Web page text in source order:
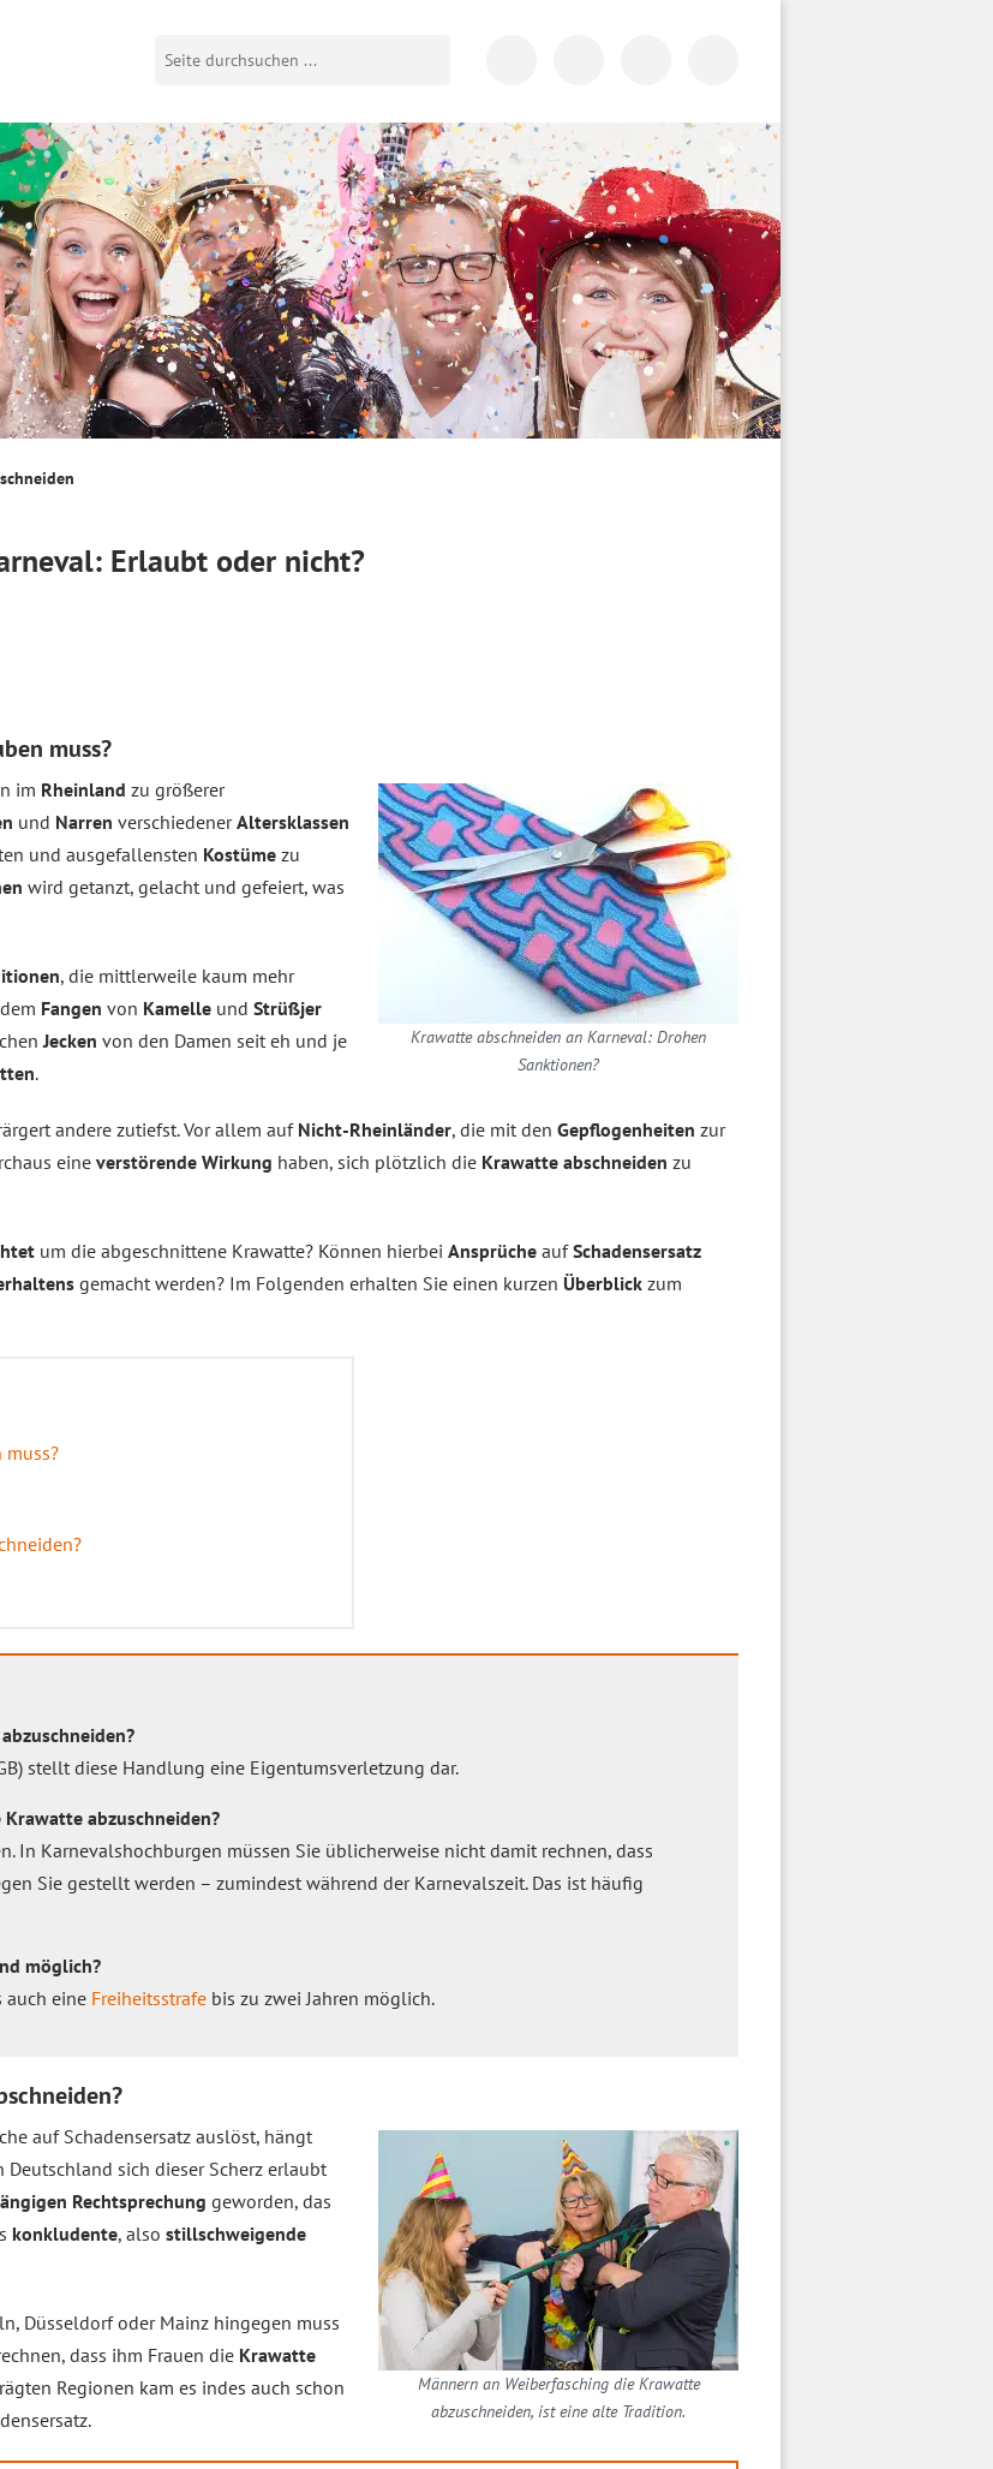
Erlaubt oder nicht?
muss?
Krawatte abschneiden an Karneval: Drohen
Sanktionen?
im Rheinland zu größerer
und Narren verschiedenerAltersklassen
und ausgefallensten Kostüme zu
wird getanzt, gelacht und gefeiert, was
, die mittlerweile kaum mehr
Fangen von Kamelle und Strüßjer
Jecken von den Damen seit eh und je
.
andere zutiefst. Vor allem auf Nicht-Rheinländer, die mit den Gepflogenheiten zur
eine verstörende Wirkung haben, sich plötzlich die Krawatte abschneiden zu
um die abgeschnittene Krawatte? Können hierbei Ansprüche aufSchadensersatz
gemacht werden? Im Folgenden erhalten Sie einen kurzen Überblick zum
muss?
stellt diese Handlung eine Eigentumsverletzung dar.
abzuschneiden?
In Karnevalshochburgen müssen Sie üblicherweise nicht damit rechnen, dass
Sie gestellt werden – zumindest während der Karnevalszeit. Das ist häufig
möglich?
auch eine Freiheitsstrafe bis zu zwei Jahren möglich.
Männern an Weiberfasching die Krawatte
abzuschneiden, ist eine alte Tradition.
auf Schadensersatz auslöst, hängt
Deutschland sich dieser Scherz erlaubt
Rechtsprechung geworden, das
konkludente, also stillschweigende
Düsseldorf oder Mainz hingegen muss
dass ihm Frauen die Krawatte
Regionen kam es indes auch schon